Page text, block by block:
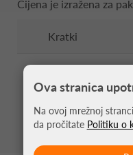
Cijena je izražena za
Kratki
Ova stranica
Na ovoj mrežnoj
da pročitate Politiku o